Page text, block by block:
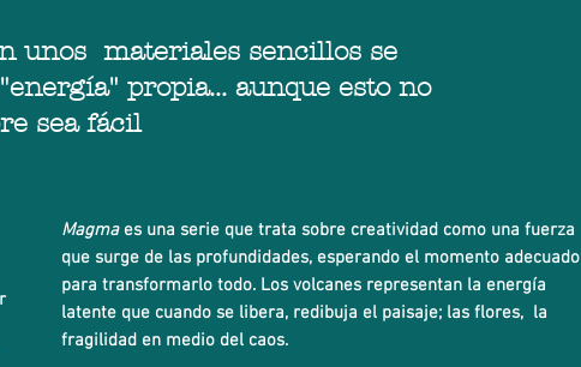
unos materiales sencillos se
propia... aunque esto no
sea fácil
Magmaes una serie que trata sobre creatividad como una fuerza
que surge de las profundidades, esperando el momento adecuado
para transformarlo todo. Los volcanes representan la energía
latente que cuando se libera, redibuja el paisaje; las flores, la
fragilidad en medio del caos.